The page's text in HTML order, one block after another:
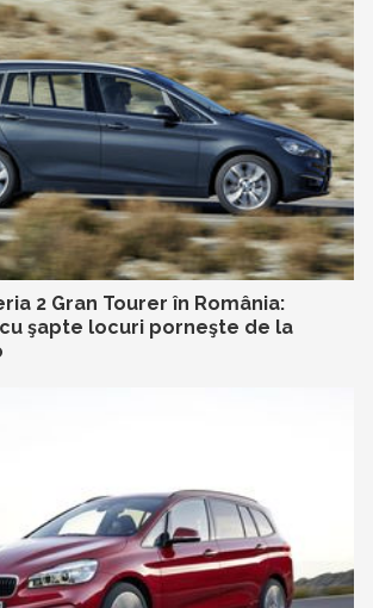
2 Gran Tourer în România:
şapte locuri porneşte de la